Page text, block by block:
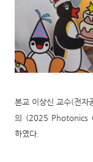
본교 이상신 교수(전자
의
(2025 Photonics
하였다.